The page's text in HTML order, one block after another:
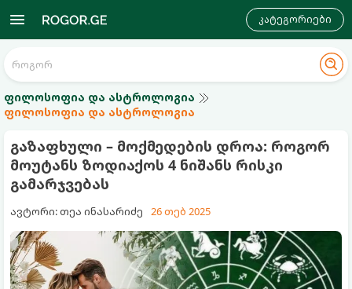
კატეგორიები
ფილოსოფია და ასტროლოგია
ფილოსოფია და ასტროლოგია
გაზაფხული – მოქმედების დროა: როგორ
მოუტანს ზოდიაქოს 4 ნიშანს რისკი
გამარჯვებას
ავტორი: თეა ინასარიძე 26 თებ 2025